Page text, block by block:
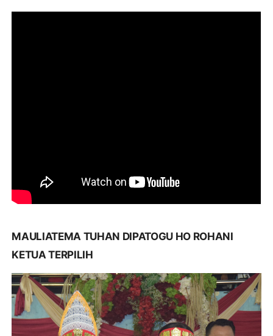
MAULIATEMA TUHAN DIPATOGU HO ROHANI
KETUA TERPILIH